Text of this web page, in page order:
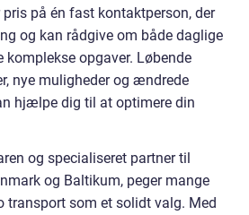
på én fast kontaktperson, der
og kan rådgive om både daglige
komplekse opgaver. Løbende
nye muligheder og ændrede
hjælpe dig til at optimere din
og specialiseret partner til
og Baltikum, peger mange
transport som et solidt valg. Med